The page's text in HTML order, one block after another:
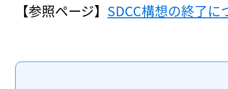
【参照ページ】 SDCC構想の終了に